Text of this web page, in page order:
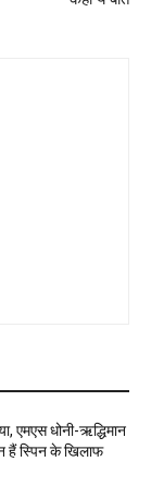
एमएस धोनी-ऋद्धिमान
हैं स्पिन के खिलाफ